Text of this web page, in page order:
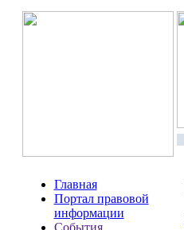
Главная
Портал правовой
информации
События